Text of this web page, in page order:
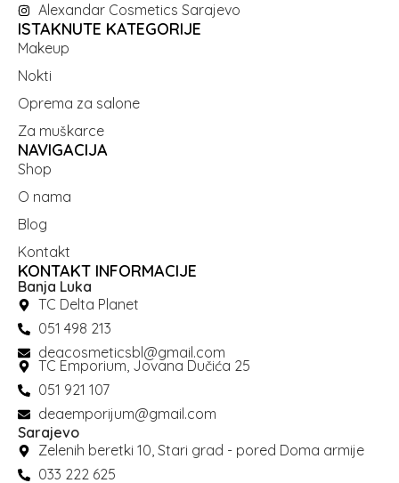
Alexandar Cosmetics Sarajevo
ISTAKNUTE KATEGORIJE
Makeup
Nokti
Oprema za salone
Za muškarce
NAVIGACIJA
Shop
O nama
Blog
Kontakt
KONTAKT INFORMACIJE
Banja Luka
TC Delta Planet
051 498 213
deacosmeticsbl@gmail.com
TC Emporium, Jovana Dučića 25
051 921 107
deaemporijum@gmail.com
Sarajevo
Zelenih beretki 10, Stari grad - pored Doma armije
033 222 625